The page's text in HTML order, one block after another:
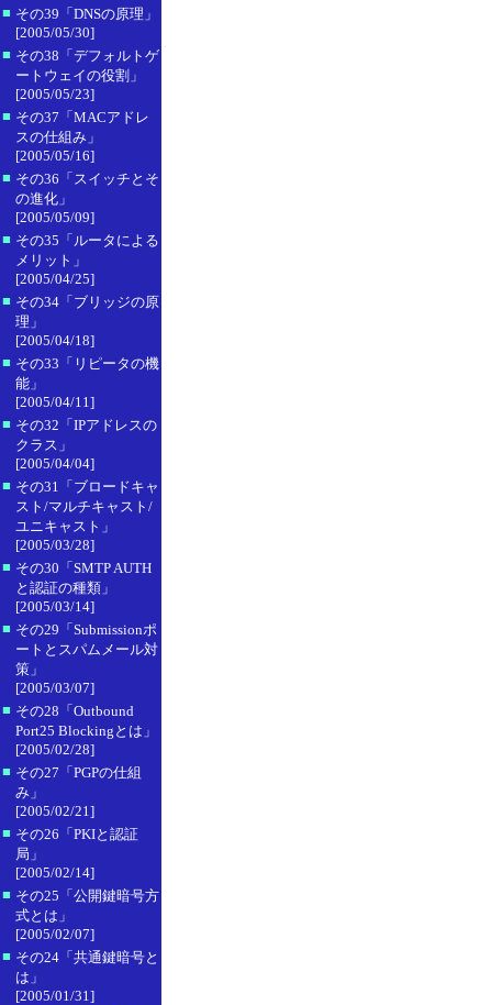
■ その39「DNSの原理」
[2005/05/30]
■ その38「デフォルトゲ
ートウェイの役割」
[2005/05/23]
■ その37「MACアドレ
スの仕組み」
[2005/05/16]
■ その36「スイッチとそ
の進化」
[2005/05/09]
■ その35「ルータによる
メリット」
[2005/04/25]
■ その34「ブリッジの原
理」
[2005/04/18]
■ その33「リピータの機
能」
[2005/04/11]
■ その32「IPアドレスの
クラス」
[2005/04/04]
■ その31「ブロードキャ
スト/マルチキャスト/
ユニキャスト」
[2005/03/28]
■ その30「SMTP AUTH
と認証の種類」
[2005/03/14]
■ その29「Submissionポ
ートとスパムメール対
策」
[2005/03/07]
■ その28「Outbound
Port25 Blockingとは」
[2005/02/28]
■ その27「PGPの仕組
み」
[2005/02/21]
■ その26「PKIと認証
局」
[2005/02/14]
■ その25「公開鍵暗号方
式とは」
[2005/02/07]
■ その24「共通鍵暗号と
は」
[2005/01/31]